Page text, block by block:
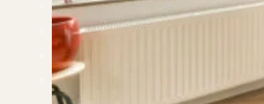
Verhuren
Verhuur uw woning via ons netwerk
Verhuur & Beheer
Huurwoningen én beheer op maat
Verbouwen
Wil jij jouw huis renoveren? Geen probleem!
Alle diensten
Bekijk het overzicht van alle diensten..